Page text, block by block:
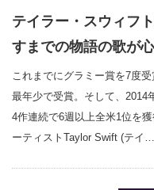
テイラー・スウィフ
すまでの物語の歌が心
これまでにグラミー賞を7度
最年少で受賞。そして、2014
4作連続で6週以上全米1位を
ーティストTaylor Swift (テイ…